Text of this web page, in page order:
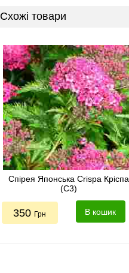
Схожі товари
Спірея Японська Crispa Кріспа
(С3)
350 Грн В кошик